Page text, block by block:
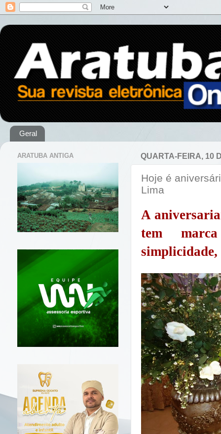
Geral
QUARTA-FEIRA, 10
Hoje é
Lima
A
tem
simplicidade,
ARATUBA ANTIGA